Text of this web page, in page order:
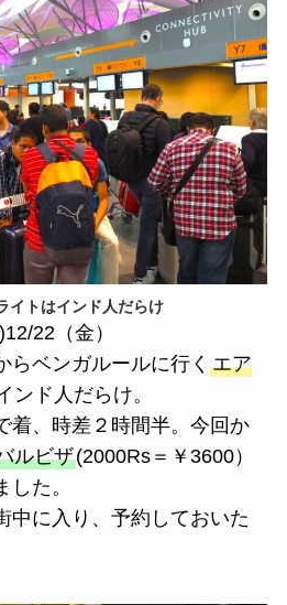
イトはインド人だらけ
22（金）
ベンガルールに行く エア
ンド人だらけ。
、時差２時間半。今回か
ルビザ(2000Rs＝￥3600）
た。
中に入り、予約しておいた